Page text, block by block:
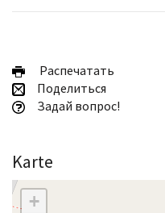
Pаспечатать
Поделиться
Задай вопрос!
Karte
+